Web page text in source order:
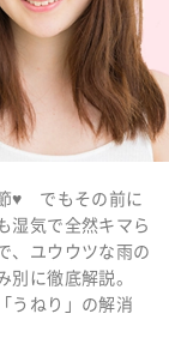
♥ でもその前に
湿気で全然キマら
、ユウウツな雨の
別に徹底解説。
うねり」の解消